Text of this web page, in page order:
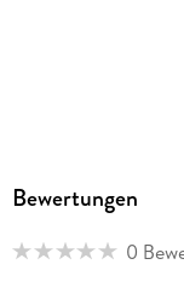
Bewertungen
0